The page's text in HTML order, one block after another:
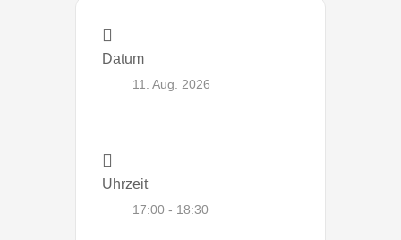
Datum
11. Aug. 2026
Uhrzeit
17:00 - 18:30